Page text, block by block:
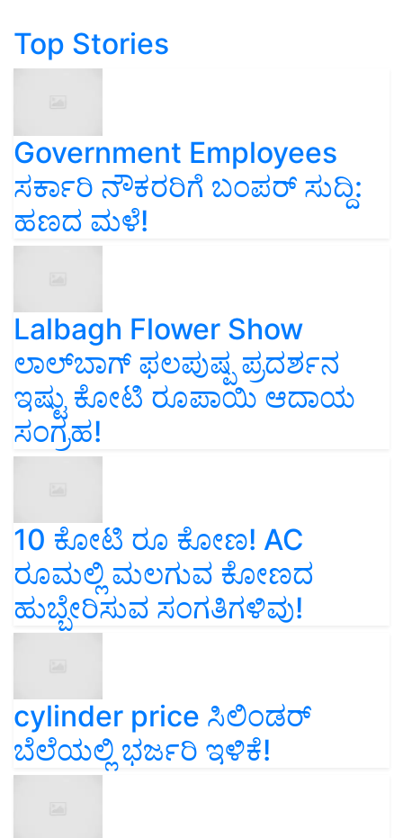
Top Stories
Government Employees
ಸರ್ಕಾರಿ ನೌಕರರಿಗೆ ಬಂಪರ್‌ ಸುದ್ದಿ:
ಹಣದ ಮಳೆ!
Lalbagh Flower Show
ಲಾಲ್‌ಬಾಗ್ ಫಲಪುಷ್ಪ ಪ್ರದರ್ಶನ
ಇಷ್ಟು ಕೋಟಿ ರೂಪಾಯಿ ಆದಾಯ
ಸಂಗ್ರಹ!
10 ಕೋಟಿ ರೂ ಕೋಣ! AC
ರೂಮಲ್ಲಿ ಮಲಗುವ ಕೋಣದ
ಹುಬ್ಬೇರಿಸುವ ಸಂಗತಿಗಳಿವು!
cylinder price ಸಿಲಿಂಡರ್‌
ಬೆಲೆಯಲ್ಲಿ ಭರ್ಜರಿ ಇಳಿಕೆ!